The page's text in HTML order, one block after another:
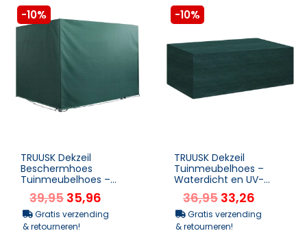
-10%
TRUUSK Dekzeil
Beschermhoes
Tuinmeubelhoes –
Waterdicht en UV-
bescherming – PE
materiaal...
39,95 35,96
Gratis verzending
& retourneren!
-10%
TRUUSK Dekzeil
Tuinmeubelhoes –
Waterdicht en UV-
bescherming – Extra
Bevestiging –...
36,95 33,26
Gratis verzending
& retourneren!